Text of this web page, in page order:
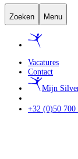
Zoeken Menu
Vacatures
Contact
Mijn
+32 (0)50 700